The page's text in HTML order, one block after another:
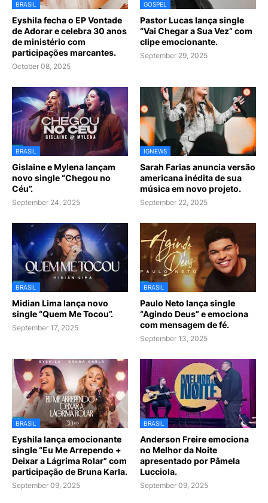
BRASIL
Eyshila fecha o EP Vontade
de Adorar e celebra 30 anos
de ministério com
participações marcantes.
October 08, 2025
GOSPEL
Pastor Lucas lança single
“Vai Chegar a Sua Vez” com
clipe emocionante.
September 29, 2025
BRASIL
Gislaine e Mylena lançam
novo single “Chegou no
Céu”.
September 24, 2025
IGNEWS
Sarah Farias anuncia versão
americana inédita de sua
música em novo projeto.
September 22, 2025
BRASIL
Midian Lima lança novo
single “Quem Me Tocou”.
September 17, 2025
BRASIL
Paulo Neto lança single
“Agindo Deus” e emociona
com mensagem de fé.
September 13, 2025
BRASIL
Eyshila lança emocionante
single “Eu Me Arrependo +
Deixar a Lágrima Rolar” com
participação de Bruna Karla.
September 09, 2025
BRASIL
Anderson Freire emociona
no Melhor da Noite
apresentado por Pâmela
Lucciola.
September 09, 2025